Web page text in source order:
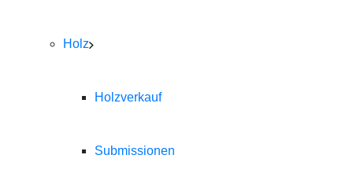
Holz
Holzverkauf
Submissionen